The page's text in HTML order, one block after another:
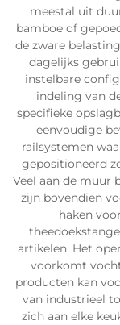
meestal uit
bamboe of
de zware
dagelijks
instelbare
indeling van
specifieke
eenvoudige
railsystemen
gepositioneerd
Veel aan de muur
zijn bovendien
haken
artikelen. Het
voorkomt
producten kan
van industrieel
zich aan elke